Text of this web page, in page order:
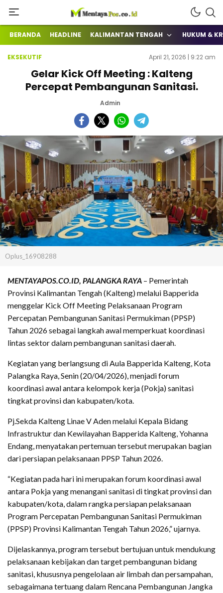
mentayapos.co.id
Terkini Mengabarkan
BERANDA HEADLINE KALIMANTAN TENGAH HUKUM &
EKSEKUTIF April 21, 2026 | 9:22 am
Gelar Kick Off Meeting : Kalteng
Percepat Pembangunan Sanitasi.
Admin
Oplus_16908288
MENTAYAPOS.CO.ID, PALANGKA RAYA – Pemerintah
Provinsi Kalimantan Tengah (Kalteng) melalui Bapperida
menggelar Kick Off Meeting Pelaksanaan Program
Percepatan Pembangunan Sanitasi Permukiman (PPSP)
Tahun 2026 sebagai langkah awal memperkuat koordinasi
lintas sektor dalam pembangunan sanitasi daerah.
Kegiatan yang berlangsung di Aula Bapperida Kalteng, Kota
Palangka Raya, Senin (20/04/2026), menjadi forum
koordinasi awal antara kelompok kerja (Pokja) sanitasi
tingkat provinsi dan kabupaten/kota.
Pj.Sekda Kalteng Linae V Aden melalui Kepala Bidang
Infrastruktur dan Kewilayahan Bapperida Kalteng, Yohanna
Endang, menyatakan pertemuan tersebut merupakan bagian
dari persiapan pelaksanaan PPSP Tahun 2026.
“Kegiatan pada hari ini merupakan forum koordinasi awal
antara Pokja yang menangani sanitasi di tingkat provinsi dan
kabupaten/kota, dalam rangka persiapan pelaksanaan
Program Percepatan Pembangunan Sanitasi Permukiman
(PPSP) Provinsi Kalimantan Tengah Tahun 2026,” ujarnya.
Dijelaskannya, program tersebut bertujuan untuk mendukung
pelaksanaan kebijakan dan target pembangunan bidang
sanitasi, khususnya pengelolaan air limbah dan persampahan,
sebagaimana tertuang dalam Rencana Pembangunan Jangka